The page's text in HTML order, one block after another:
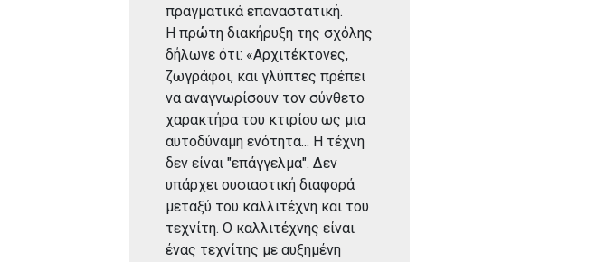
πραγματικά επαναστατική.
Η πρώτη διακήρυξη της σχόλης
δήλωνε ότι: «Αρχιτέκτονες,
ζωγράφοι, και γλύπτες πρέπει
να αναγνωρίσουν τον σύνθετο
χαρακτήρα του κτιρίου ως μια
αυτοδύναμη ενότητα... Η τέχνη
δεν είναι "επάγγελμα". Δεν
υπάρχει ουσιαστική διαφορά
μεταξύ του καλλιτέχνη και του
τεχνίτη. Ο καλλιτέχνης είναι
ένας τεχνίτης με αυξημένη